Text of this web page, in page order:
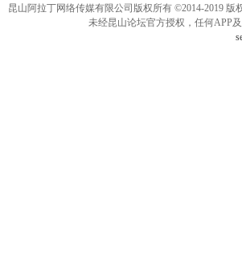
昆山阿拉丁网络传媒有限公司版权所有 ©2014-2019
未经昆山论坛官方授权，任何APP